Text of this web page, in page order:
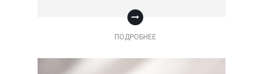
ПОДРОБНЕЕ